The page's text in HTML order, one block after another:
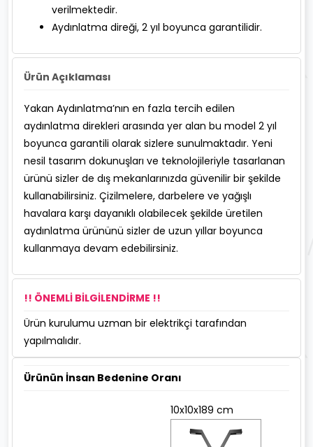
verilmektedir.
Aydınlatma direği, 2 yıl boyunca garantilidir.
Ürün Açıklaması
Yakan Aydınlatma’nın en fazla tercih edilen
aydınlatma direkleri arasında yer alan bu model 2 yıl
boyunca garantili olarak sizlere sunulmaktadır. Yeni
nesil tasarım dokunuşları ve teknolojileriyle tasarlanan
ürünü sizler de dış mekanlarınızda güvenilir bir şekilde
kullanabilirsiniz. Çizilmelere, darbelere ve yağışlı
havalara karşı dayanıklı olabilecek şekilde üretilen
aydınlatma ürününü sizler de uzun yıllar boyunca
kullanmaya devam edebilirsiniz.
!! ÖNEMLİ BİLGİLENDİRME !!
Ürün kurulumu uzman bir elektrikçi tarafından
yapılmalıdır.
Ürünün İnsan Bedenine Oranı
10x10x189 cm